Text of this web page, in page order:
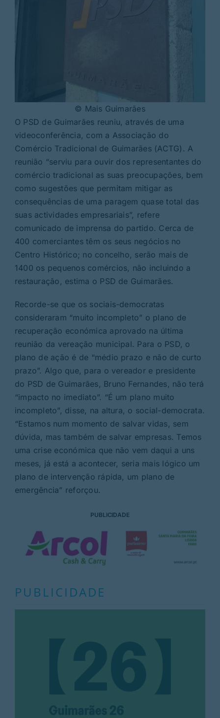
© Mais Guimarães
O PSD de Guimarães reuniu, através de uma
videoconferência, com a Associação do
Comércio Tradicional de Guimarães (ACTG). A
reunião “serviu para ouvir dos representantes do
comércio tradicional as suas preocupações, bem
como sugestões que permitam mitigar as
consequências de uma paragem quase total das
suas actividades empresariais”, refere
comunicado de imprensa do partido. Cerca de
400 comerciantes têm os seus negócios no
Centro Histórico; no concelho, serão mais de
1400 os pequenos comércios, não incluindo a
restauração, estima o PSD de Guimarães.
Recorde-se que os sociais-democratas
consideraram “muito incompleto” o plano de
recuperação económica aprovado na última
reunião da vereação municipal. Para o PSD, o
plano de ação é de “médio prazo e não de curto
prazo”. Algo que, para o vereador e presidente
do PSD de Guimarães, Bruno Fernandes, não terá
“impacto no imediato”. “É um plano muito
incompleto”, disse, na altura, o social-democrata.
“Estamos num momento de salvar vidas, sem
dúvida, mas também de salvar empresas. Temos
uma crise económica que não vem daqui a uns
meses, já está a acontecer, seria mais lógico um
plano de intervenção rápida, um plano de
emergência” reforçou.
PUBLICIDADE
PUBLICIDADE